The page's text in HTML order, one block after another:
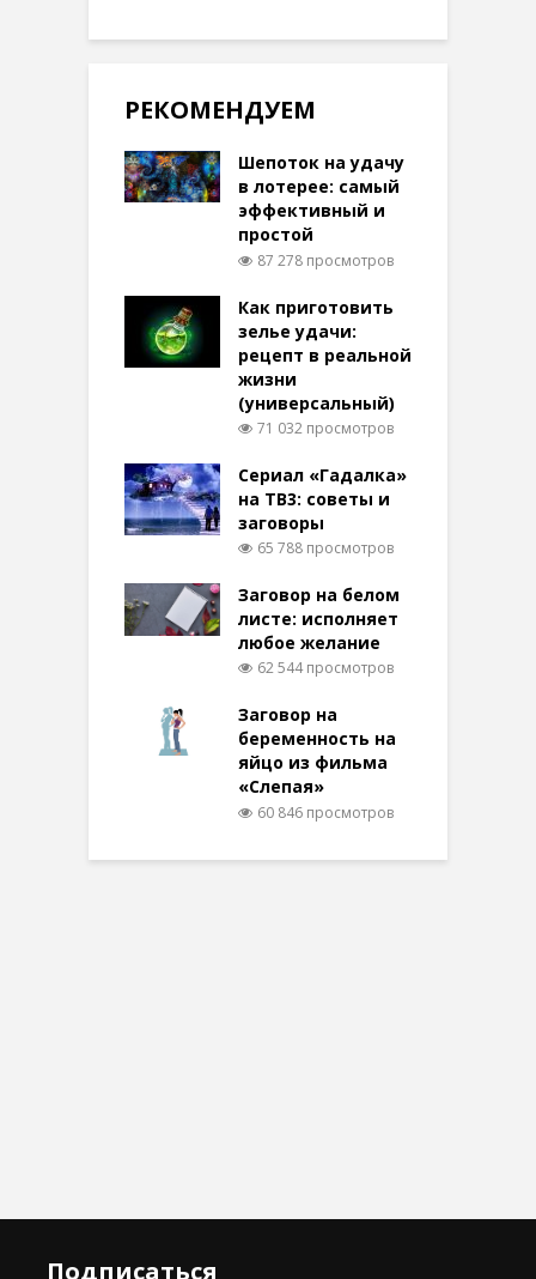
РЕКОМЕНДУЕМ
Шепоток на удачу
в лотерее: самый
эффективный и
простой
87 278 просмотров
Как приготовить
зелье удачи:
рецепт в реальной
жизни
(универсальный)
71 032 просмотров
Сериал «Гадалка»
на ТВ3: советы и
заговоры
65 788 просмотров
Заговор на белом
листе: исполняет
любое желание
62 544 просмотров
Заговор на
беременность на
яйцо из фильма
«Слепая»
60 846 просмотров
Подписаться